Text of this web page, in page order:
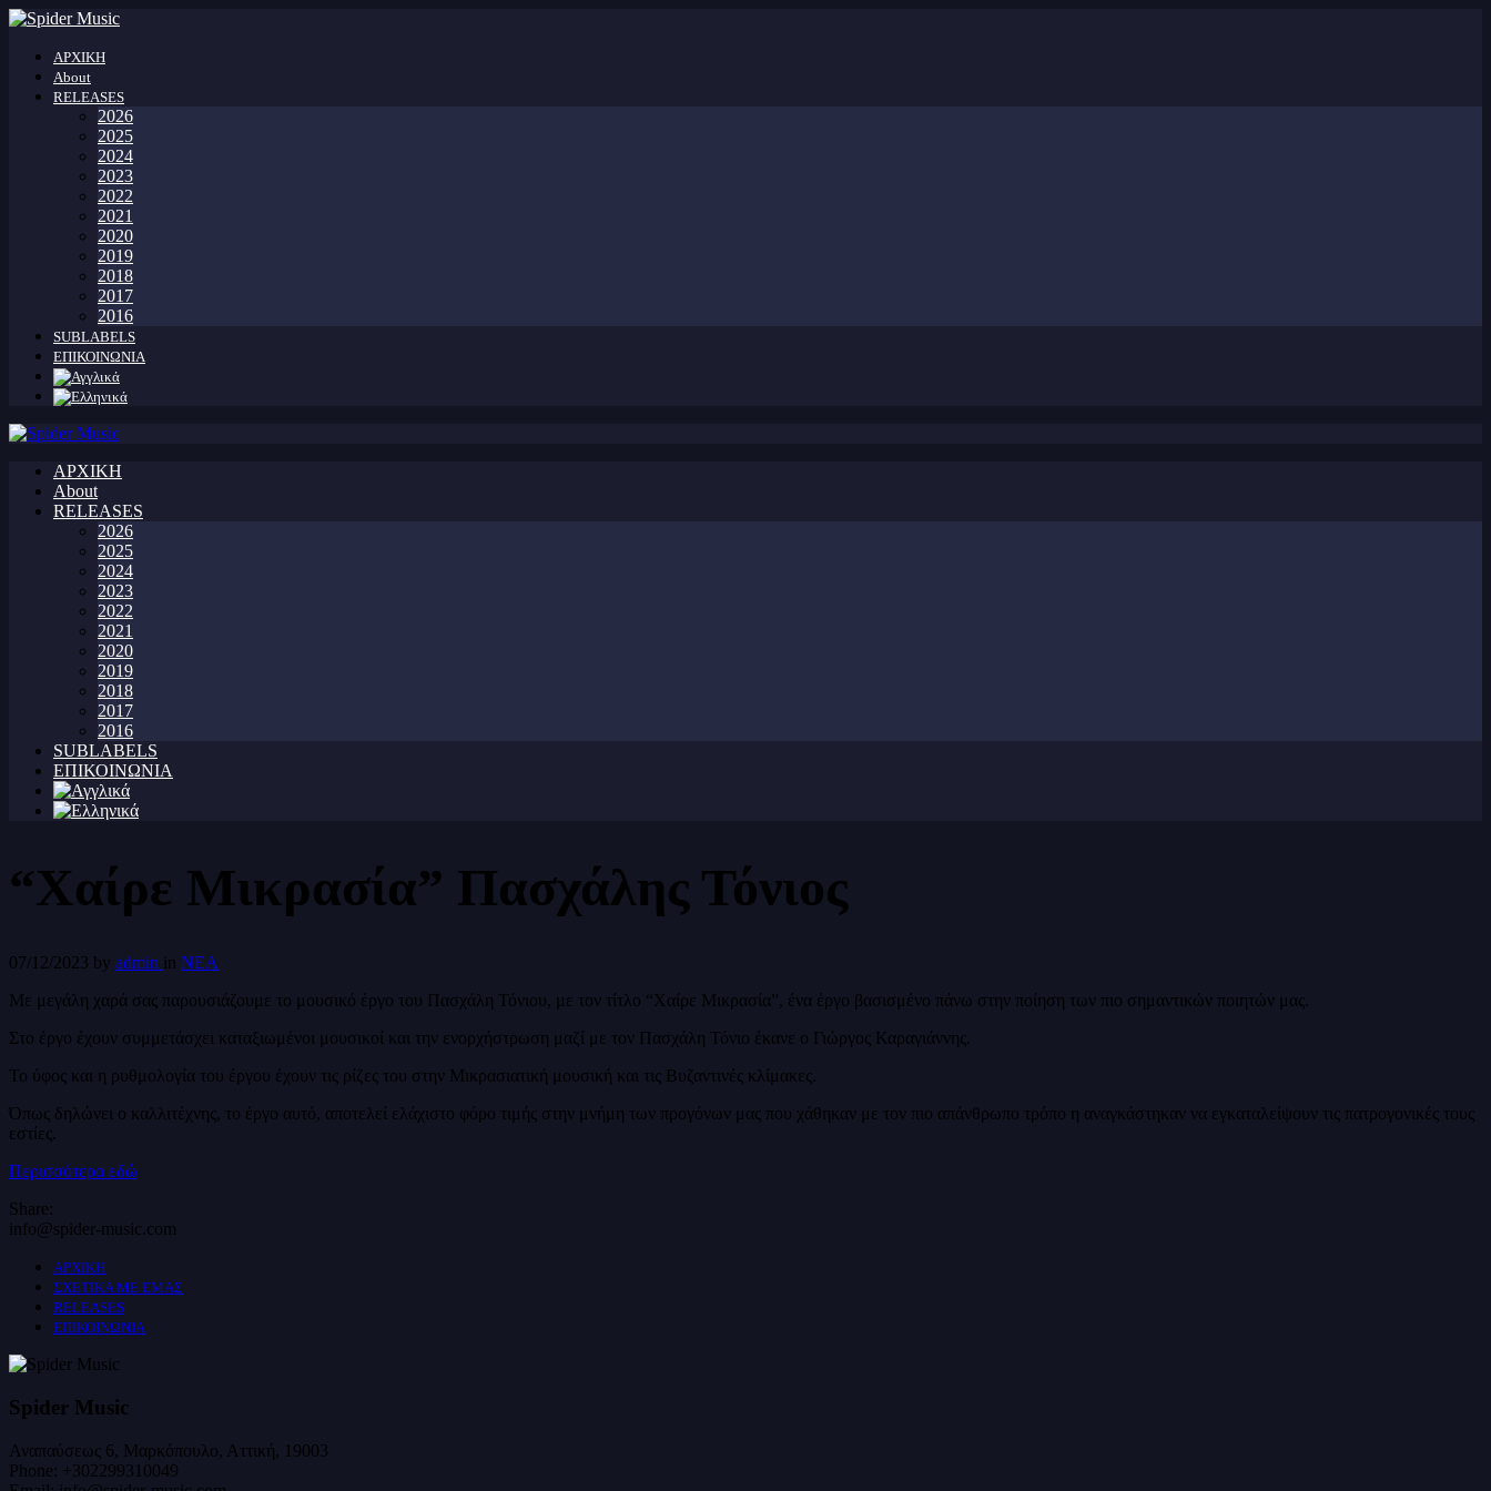
ΑΡΧΙΚΗ
About
RELEASES
2026
2025
2024
2023
2022
2021
2020
2019
2018
2017
2016
SUBLABELS
ΕΠΙΚΟΙΝΩΝΙΑ
ΑΡΧΙΚΗ
About
RELEASES
2026
2025
2024
2023
2022
2021
2020
2019
2018
2017
2016
SUBLABELS
ΕΠΙΚΟΙΝΩΝΙΑ
“Χαίρε Μικρασία” Πασχάλης Τόνιος
07/12/2023 by admin in ΝΕΑ
Με μεγάλη χαρά σας παρουσιάζουμε το μουσικό έργο του Πασχάλη Τόνιου, με τον τίτλο “Χαίρε Μικρασία”, ένα έργο βασισμένο πάνω στην ποίηση των πιο σημαντικών ποιητών μας.
Στο έργο έχουν συμμετάσχει καταξιωμένοι μουσικοί και την ενορχήστρωση μαζί με τον Πασχάλη Τόνιο έκανε ο Γιώργος Καραγιάννης.
Το ύφος και η ρυθμολογία του έργου έχουν τις ρίζες του στην Μικρασιατική μουσική και τις Βυζαντινές κλίμακες.
Όπως δηλώνει ο καλλιτέχνης, το έργο αυτό, αποτελεί ελάχιστο φόρο τιμής στην μνήμη των προγόνων μας που χάθηκαν με τον πιο απάνθρωπο τρόπο η αναγκάστηκαν να εγκαταλείψουν τις πατρογονικές τους
εστίες.
Περισσότερα εδώ
Share:
info@spider-music.com
ΑΡΧΙΚΗ
ΣΧΕΤΙΚΑ ΜΕ ΕΜΑΣ
RELEASES
ΕΠΙΚΟΙΝΩΝΙΑ
Spider Music
Αναπαύσεως 6, Μαρκόπουλο, Αττική, 19003
Phone: +302299310049